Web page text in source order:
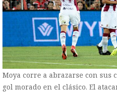
Moya corre a abrazarse con sus
gol morado en el clásico. El